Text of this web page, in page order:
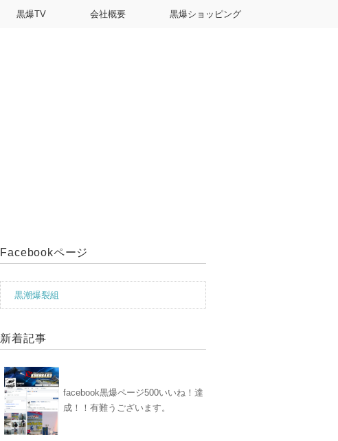
黒爆TV 会社概要 黒爆ショッピング
Facebookページ
黒潮爆裂組
新着記事
facebook黒爆ページ500いいね！達
成！！有難うございます。